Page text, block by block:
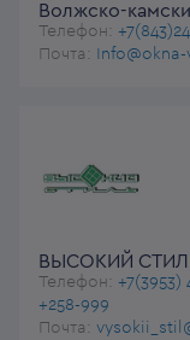
Волжско-
Телефон:
Почта: Info@okna-
ВЫСОКИЙ
Телефон: +7(3953)
+258-999
Почта: